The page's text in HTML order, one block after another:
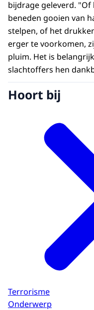
bijdrage geleverd.
beneden gooien van
stelpen, of het
erger te voorkomen,
pluim. Het is
slachtoffers hen
Hoort bij
Terrorisme
Onderwerp